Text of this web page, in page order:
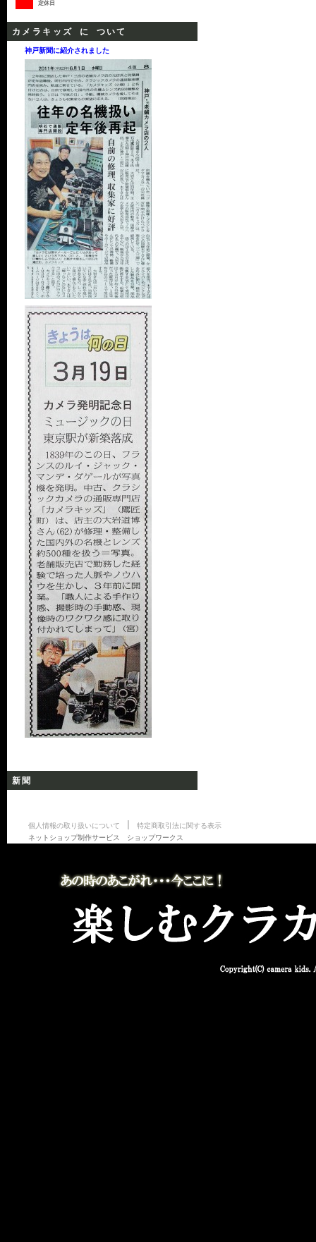
定休日
カメラキッズ に ついて
神戸新聞に紹介されました
新聞
個人情報の取り扱いについて
特定商取引法に関する表示
ネットショップ制作サービス ショップワークス